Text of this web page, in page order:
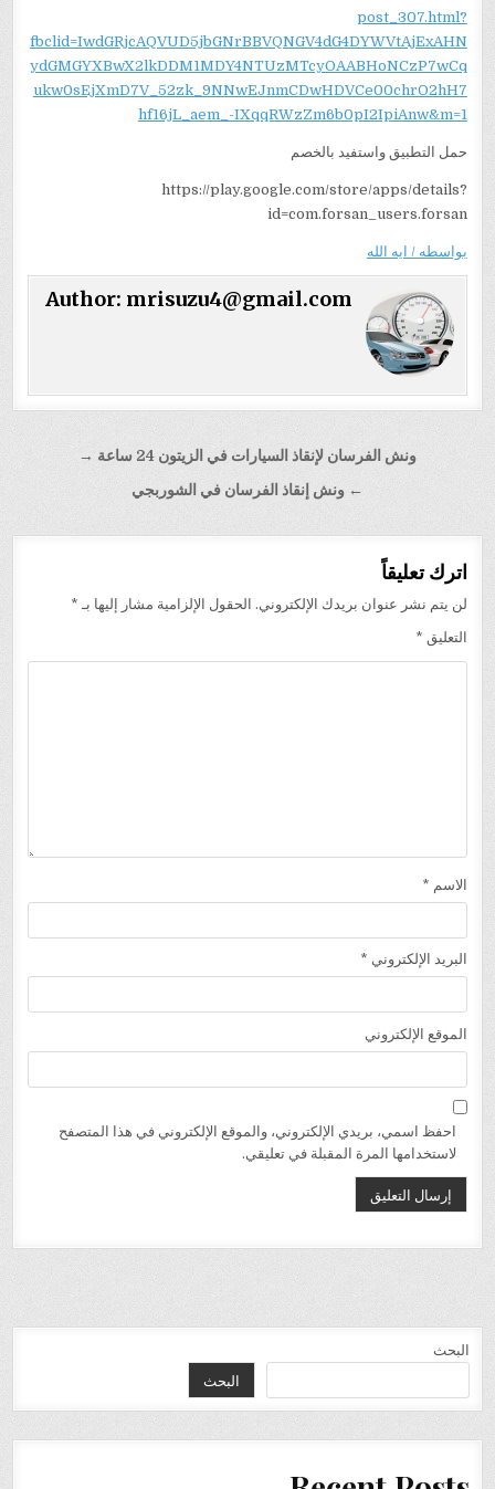
post_307.html?
fbclid=IwdGRjcAQVUD5jbGNrBBVQNGV4dG4DYWVtAjExAHN
ydGMGYXBwX2lkDDM1MDY4NTUzMTcyOAABHoNCzP7wCq
ukw0sEjXmD7V_52zk_9NNwEJnmCDwHDVCe00chrO2hH7
hf16jL_aem_-IXqqRWzZm6b0pI2IpiAnw&m=1
حمل التطبيق واستفيد بالخصم
https://play.google.com/store/apps/details?
id=com.forsan_users.forsan
بواسطه / ايه الله
Author: mrisuzu4@gmail.com
تصفّحونش الفرسان لإنقاذ السيارات في الزيتون 24 ساعة →
← ونش إنقاذ الفرسان في الشوربجي
اترك تعليقاً
لن يتم نشر عنوان بريدك الإلكتروني. الحقول الإلزامية مشار إليها بـ *
التعليق *
الاسم *
البريد الإلكتروني *
الموقع الإلكتروني
احفظ اسمي، بريدي الإلكتروني، والموقع الإلكتروني في هذا المتصفح
لاستخدامها المرة المقبلة في تعليقي.
البحث
البحث